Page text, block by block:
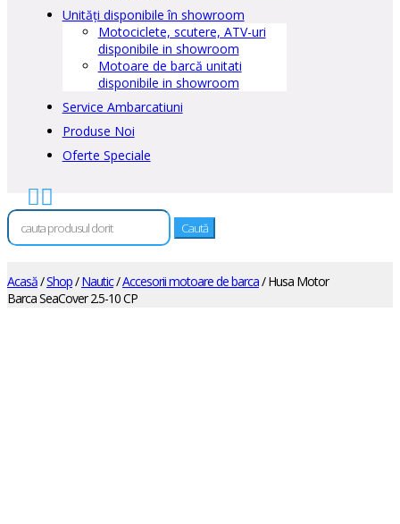
Unități disponibile în showroom
Motociclete, scutere, ATV-uri
disponibile in showroom
Motoare de barcă unitati
disponibile in showroom
Service Ambarcatiuni
Produse Noi
Oferte Speciale
 
Caută
după:
Acasă/Shop/Nautic/Accesorii motoare de barca/ Husa Motor
Barca SeaCover 2.5-10 CP